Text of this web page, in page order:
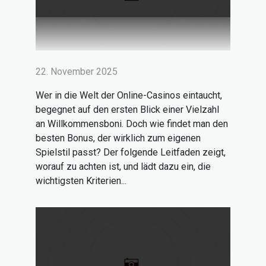
22. November 2025
Wer in die Welt der Online-Casinos eintaucht,
begegnet auf den ersten Blick einer Vielzahl
an Willkommensboni. Doch wie findet man den
besten Bonus, der wirklich zum eigenen
Spielstil passt? Der folgende Leitfaden zeigt,
worauf zu achten ist, und lädt dazu ein, die
wichtigsten Kriterien...